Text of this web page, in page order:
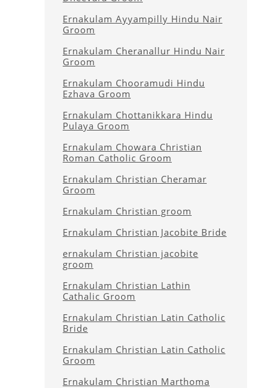
Ernakulam Ayyampilly Hindu Nair
Groom
Ernakulam Cheranallur Hindu Nair
Groom
Ernakulam Chooramudi Hindu
Ezhava Groom
Ernakulam Chottanikkara Hindu
Pulaya Groom
Ernakulam Chowara Christian
Roman Catholic Groom
Ernakulam Christian Cheramar
Groom
Ernakulam Christian groom
Ernakulam Christian Jacobite Bride
ernakulam Christian jacobite
groom
Ernakulam Christian Lathin
Cathalic Groom
Ernakulam Christian Latin Catholic
Bride
Ernakulam Christian Latin Catholic
Groom
Ernakulam Christian Marthoma